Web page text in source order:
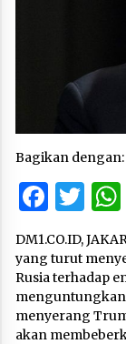
Bagikan dengan:
DM1.CO.ID,
yang turut
Rusia terhadap
menguntungkan
menyerang
akan